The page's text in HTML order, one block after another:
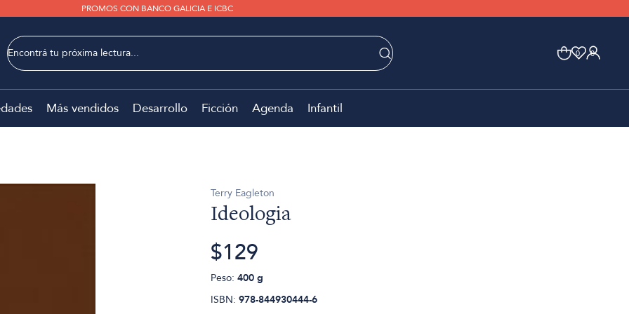
PROMOS CON BANCO GALICIA E ICBC
0 0
Más vendidos Desarrollo Ficción Agenda Infantil
Terry Eagleton
Ideologia
$129
Peso: 400 g
ISBN: 978-844930444-6